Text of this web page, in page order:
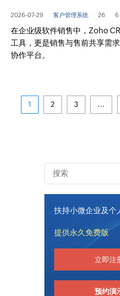
2026-07-29 客户管理系统 26 6
在企业级软件销售中，Zoho
工具，更是销售与售前共享需
协作平台。
1 2 3 ...
扶持小微企业及个
提供永久免费版
立即注
预约演